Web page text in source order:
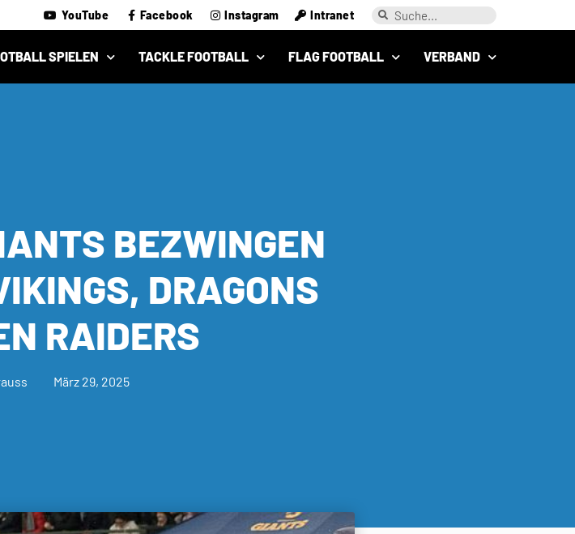
YouTube Facebook Instagram Intranet
SPIELEN TACKLE FOOTBALL FLAG FOOTBALL VERBAND
BEZWINGEN
DRAGONS
RAIDERS
März 29, 2025